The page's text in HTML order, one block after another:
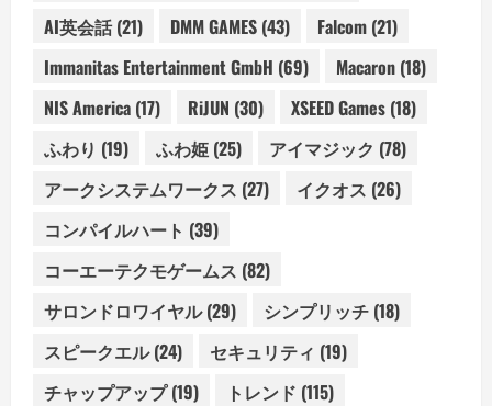
AI英会話(21) DMM GAMES (43) Falcom (21)
Immanitas Entertainment GmbH (69) Macaron (18)
NIS America (17) RiJUN (30) XSEED Games (18)
ふわり (19) ふわ姫 (25) アイマジック (78)
アークシステムワークス (27) イクオス (26)
コンパイルハート (39)
コーエーテクモゲームス (82)
サロンドロワイヤル(29) シンプリッチ (18)
スピークエル(24) セキュリティ (19)
チャップアップ(19) トレンド (115)